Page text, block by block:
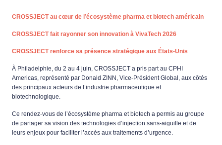
CROSSJECT au cœur de l’écosystème pharma et biotech américain
CROSSJECT fait rayonner son innovation à VivaTech 2026
CROSSJECT renforce sa présence stratégique aux États-Unis
À Philadelphie, du 2 au 4 juin, CROSSJECT a pris part au CPHI
Americas, représenté par Donald ZINN, Vice-Président Global, aux côtés
des principaux acteurs de l’industrie pharmaceutique et
biotechnologique.
Ce rendez-vous de l’écosystème pharma et biotech a permis au groupe
de partager sa vision des technologies d’injection sans-aiguille et de
leurs enjeux pour faciliter l’accès aux traitements d’urgence.